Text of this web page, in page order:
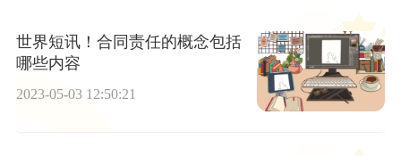
世界短讯！合同责任的概念包括
哪些内容
2023-05-03 12:50:21